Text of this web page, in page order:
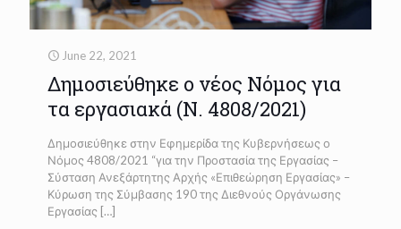
June 22, 2021
Δημοσιεύθηκε ο νέος Νόμος για
τα εργασιακά (Ν. 4808/2021)
Δημοσιεύθηκε στην Εφημερίδα της Κυβερνήσεως ο
Νόμος 4808/2021 “για την Προστασία της Εργασίας –
Σύσταση Ανεξάρτητης Αρχής «Επιθεώρηση Εργασίας» –
Κύρωση της Σύμβασης 190 της Διεθνούς Οργάνωσης
Εργασίας […]